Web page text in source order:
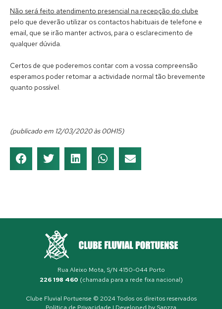
Não será feito atendimento presencial na recepção do clube
pelo que deverão utilizar os contactos habituais de telefone e
email, que se irão manter activos, para o esclarecimento de
qualquer dúvida.
Certos de que poderemos contar com a vossa compreensão
esperamos poder retomar a actividade normal tão brevemente
quanto possível.
(publicado em 12/03/2020 às 00H15)
Rua Aleixo Mota, S/N 4150-044 Porto
226 198 460 (chamada para a rede fixa nacional)
Clube Fluvial Portuense © 2024 Todos os direitos reservados